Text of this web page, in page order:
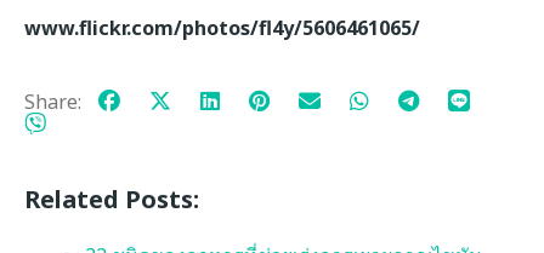
www.flickr.com/photos/fl4y/5606461065/
Share:
Related Posts: